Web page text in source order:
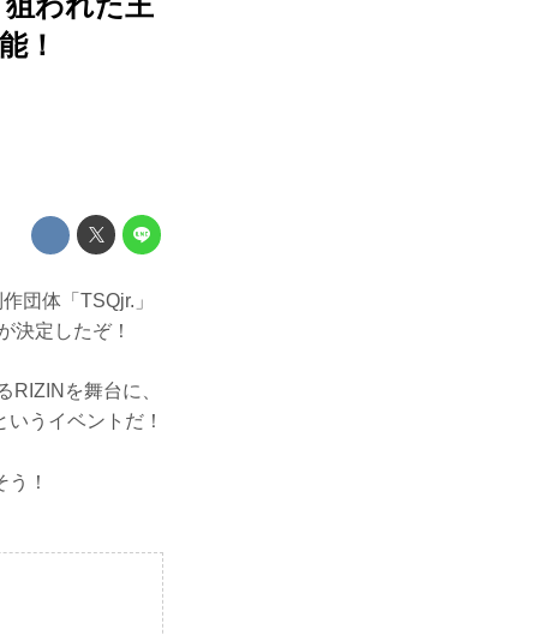
！
団体「TSQjr.」
決定したぞ！
を舞台に、
うイベントだ！
！